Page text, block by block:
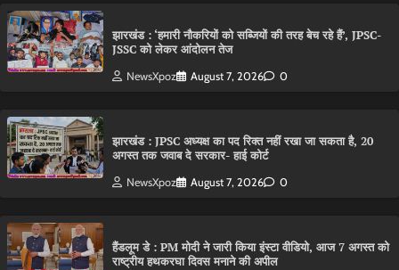
झारखंड : ‘हमारी नौकरियों को सब्जियों की तरह बेच रहे हैं’, JPSC-
JSSC को लेकर आंदोलन तेज
NewsXpoz August 7, 2026 0
झारखंड : JPSC अध्यक्ष का पद रिक्त नहीं रखा जा सकता है, 20
अगस्त तक जवाब दे सरकार- हाई कोर्ट
NewsXpoz August 7, 2026 0
हैंडलूम डे : PM मोदी ने जारी किया इंस्टा वीडियो, आज 7 अगस्त को
राष्ट्रीय हथकरघा दिवस मनाने की अपील